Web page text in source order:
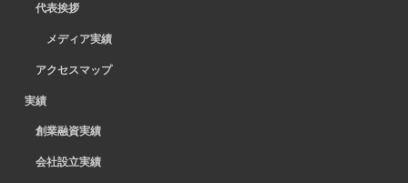
代表挨拶
メディア実績
アクセスマップ
実績
創業融資実績
会社設立実績